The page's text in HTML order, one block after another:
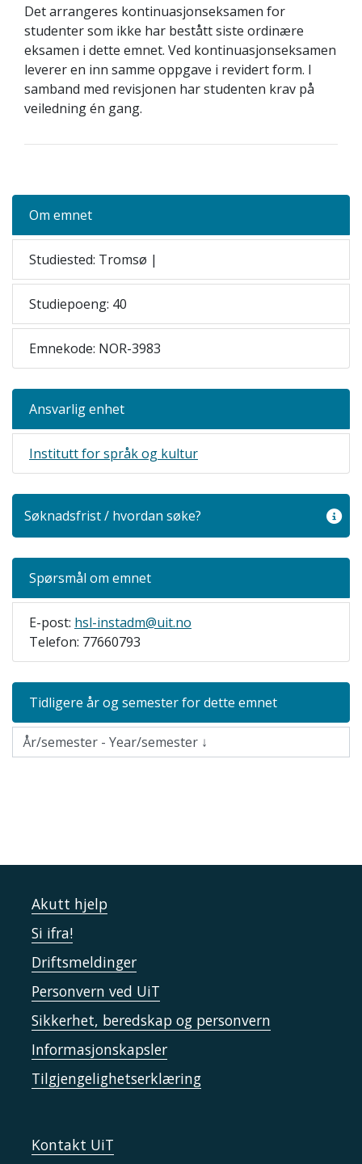
Det arrangeres kontinuasjonseksamen for
studenter som ikke har bestått siste ordinære
eksamen i dette emnet. Ved kontinuasjonseksamen
leverer en inn samme oppgave i revidert form. I
samband med revisjonen har studenten krav på
veiledning én gang.
Om emnet
Studiested: Tromsø |
Studiepoeng: 40
Emnekode: NOR-3983
Ansvarlig enhet
Institutt for språk og kultur
Søknadsfrist / hvordan søke?
Spørsmål om emnet
E-post: hsl-instadm@uit.no
Telefon: 77660793
Tidligere år og semester for dette emnet
Akutt hjelp
Si ifra!
Driftsmeldinger
Personvern ved UiT
Sikkerhet, beredskap og personvern
Informasjonskapsler
Tilgjengelighetserklæring
Kontakt UiT